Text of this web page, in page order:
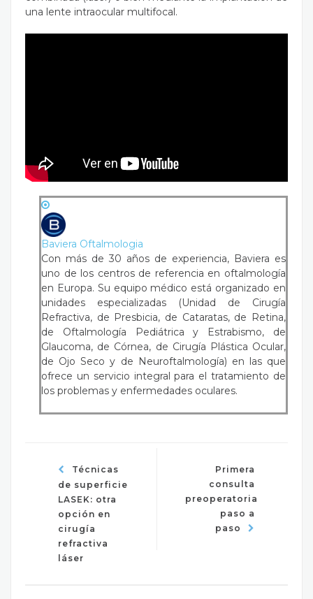
una lente intraocular multifocal.
Baviera Oftalmologia
Con más de 30 años de experiencia, Baviera es
uno de los centros de referencia en oftalmología
en Europa. Su equipo médico está organizado en
unidades especializadas (Unidad de Cirugía
Refractiva, de Presbicia, de Cataratas, de Retina,
de Oftalmología Pediátrica y Estrabismo, de
Glaucoma, de Córnea, de Cirugía Plástica Ocular,
de Ojo Seco y de Neuroftalmología) en las que
ofrece un servicio integral para el tratamiento de
los problemas y enfermedades oculares.
Técnicas
de superficie
LASEK: otra
opción en
cirugía
refractiva
láser
Primera
consulta
preoperatoria
paso a
paso